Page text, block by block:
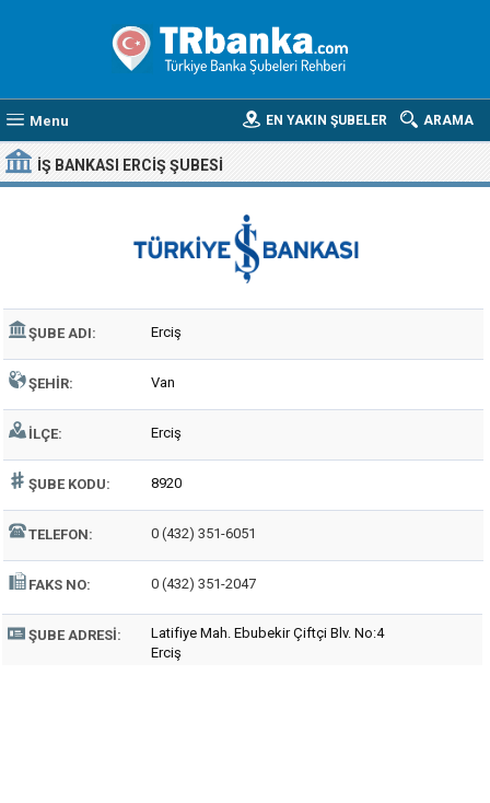
Menu ARAMA
EN YAKIN ŞUBELER
İŞ BANKASI ERCIŞ ŞUBESI
ŞUBE ADI: Erciş
ŞEHIR: Van
İLÇE: Erciş
ŞUBE KODU: 8920
TELEFON: 0 (432) 351-6051
FAKS NO: 0 (432) 351-2047
ŞUBE ADRESI:
Latifiye Mah. Ebubekir Çiftçi Blv. No:4
Erciş